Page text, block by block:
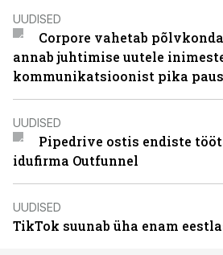
UUDISED
Corpore vahetab
annab juhtimise uutele
kommunikatsioonist pika
UUDISED
Pipedrive ostis endiste
idufirma Outfunnel
UUDISED
TikTok suunab üha enam